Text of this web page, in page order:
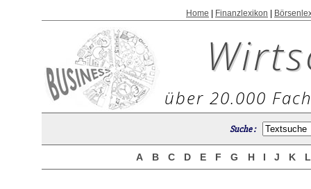
Home Finanzlexikon
über 20.000
Suche :
A B C D E F G H I J K